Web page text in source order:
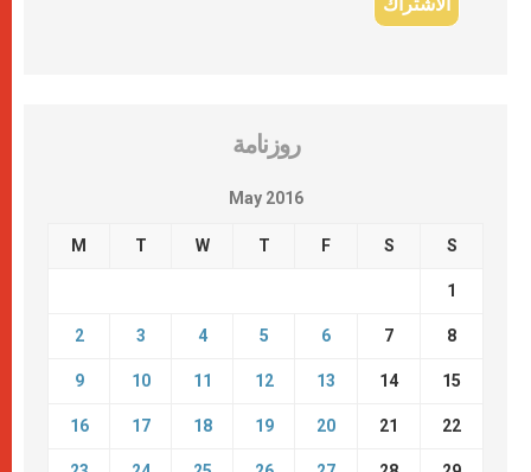
روزنامة
May 2016
M T W T F S S
1
2 3 4 5 6 7 8
9 10 11 12 13 14 15
16 17 18 19 20 21 22